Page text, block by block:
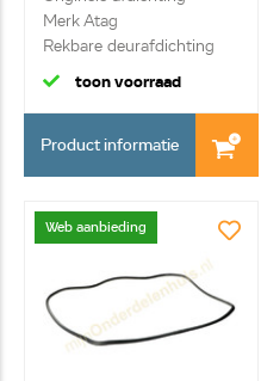
Merk Atag
Rekbare deurafdichting
met ...
toon voorraad
Product informatie
Web aanbieding